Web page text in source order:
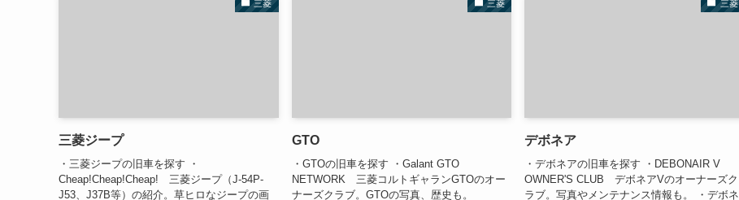
三菱
三菱ジープ
・三菱ジープの旧車を探す ・
Cheap!Cheap!Cheap! 三菱ジープ（J-54P-
J53、J37B等）の紹介。草ヒロなジープの画
三菱
GTO
・GTOの旧車を探す ・Galant GTO
NETWORK 三菱コルトギャランGTOのオー
ナーズクラブ。GTOの写真、歴史も。
三菱
デボネア
・デボネアの旧車を探す ・DEBONAIR V
OWNER'S CLUB デボネアVのオーナーズク
ラブ。写真やメンテナンス情報も。 ・デボネ